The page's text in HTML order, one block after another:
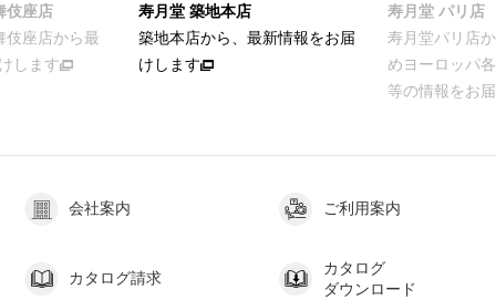
新情報をお届
寿月堂 パリ店
寿月堂パリ店から、パリをはじ
めヨーロッパ各国のお得意さま
お家でカンタ
お茶をおいし
ける簡単レシ
会社案内 ご利用案内
カタログ請求
カタログ
ダウンロード